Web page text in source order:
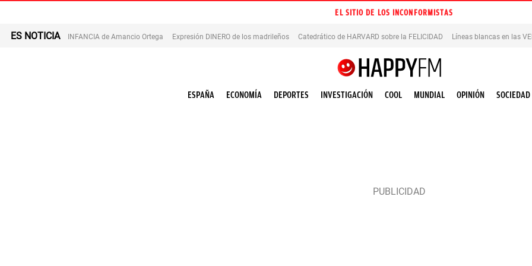
EL SITIO DE LOS INCONFORMISTAS
ES NOTICIA INFANCIA de Amancio Ortega Expresión DINERO de los madrileños Catedrático de HARVARD sobre la FELICIDAD Líneas blancas en las
ESPAÑA ECONOMÍA DEPORTES INVESTIGACIÓN COOL MUNDIAL OPINIÓN SOCIEDAD